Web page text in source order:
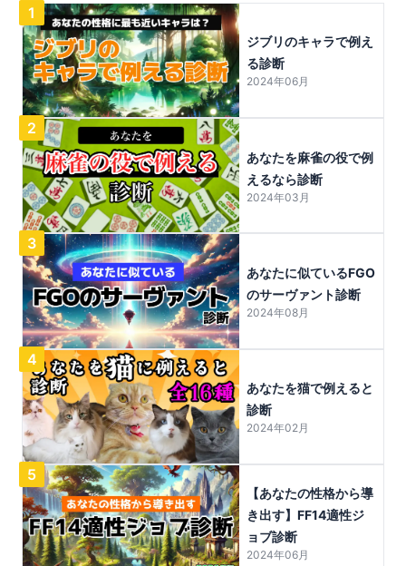
1
ジブリのキャラで例え
る診断
2024年06月
2
あなたを麻雀の役で例
えるなら診断
2024年03月
3
あなたに似ているFGO
のサーヴァント診断
2024年08月
4
あなたを猫で例えると
診断
2024年02月
5
【あなたの性格から導
き出す】FF14適性ジ
ョブ診断
2024年06月